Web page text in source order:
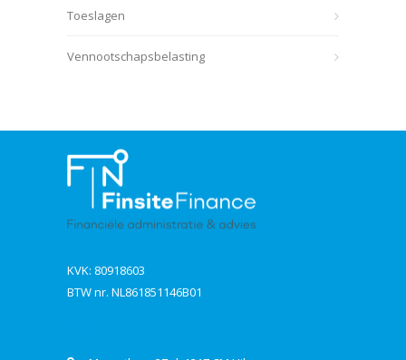
Toeslagen
Vennootschapsbelasting
KVK: 80918603
BTW nr. NL861851146B01